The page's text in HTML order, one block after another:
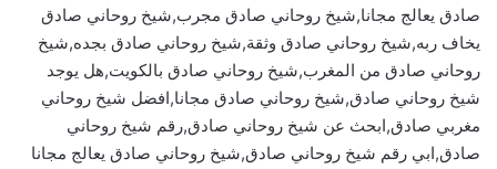
صادق يعالج مجانا,شيخ روحاني صادق مجرب,شيخ روحاني صادق
يخاف ربه,شيخ روحاني صادق وثقة,شيخ روحاني صادق بجده,شيخ
روحاني صادق من المغرب,شيخ روحاني صادق بالكويت,هل يوجد
شيخ روحاني صادق,شيخ روحاني صادق مجانا,افضل شيخ روحاني
مغربي صادق,ابحث عن شيخ روحاني صادق,رقم شيخ روحاني
صادق,ابي رقم شيخ روحاني صادق,شيخ روحاني صادق يعالج مجانا